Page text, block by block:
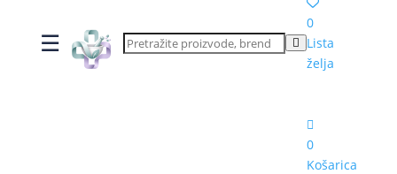
☰
0
Lista
želja
0
Košarica